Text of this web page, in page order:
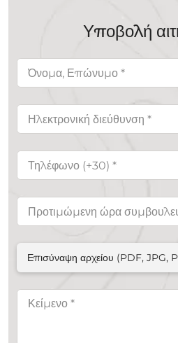
Υποβολή
Επισύναψη αρχείου (PDF, JPG,